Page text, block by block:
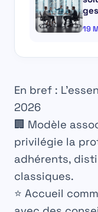
19
En bref :
2026
🏢 Modèle
privilégie la
adhérents,
classiques.
⭐ Accueil